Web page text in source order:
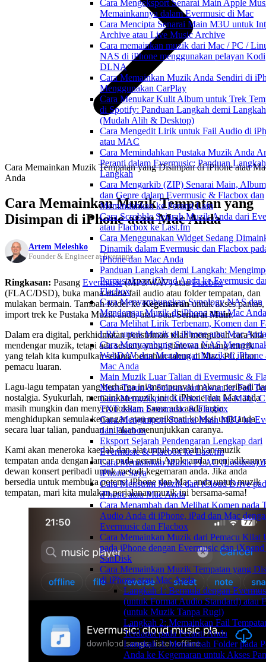
Cara Mengeksport Senarai Main Apple
Memainkannya dalam Evermusic di Mac
Cara Mencipta Senarai Main M3U untuk
Archive atau Live Music Archive
Cara memainkan muzik dari Mac / PC /
NAS di iPhone menggunakan pelayan Kodi
DLNA
Cara Memainkan Muzik Anda Sendiri di
Menggunakan CarPlay
Cara Menukar Kulit Album untuk Trek
di Spotify: Panduan Langkah demi Langkah
(Mudah Alih & Desktop)
Cara Mengedit Lirik untuk Fail Audio di
atau MAC
Cara Memindahkan Pustaka Muzik Anda
Peranti dalam Evermusic: Panduan
Langkah
Cara Mengarkib (ZIP) Senarai Main,
dan Genre dalam Evermusic & Flacbox dan
Memindahkan ke Peranti Lain
Cara Scrobble Sejarah Muzik Anda dari
atau Flacbox ke Last.fm
Cara Menggunakan Widget Sedang
Dinamik dalam Evermusic dan Flacbox
iPhone dan Mac Anda
Panduan Langkah demi Langkah:
Perpustakaan iCloud Anda ke Evermusic
Flacbox
Cara Menyambungkan Synology NAS dan
Mendengar Muzik di iPhone atau Mac Anda
Cara Melihat Lirik Terbenam, Komen dan
LRC untuk Muzik di iPhone atau Mac Anda
Cara Menyambung Storan NAS
WebDAV dan Mendengar Muzik di iPhone
Mac Anda
Main Muzik Luar Talian di Evermusic &
Muat Turun & Selaras dari Awan ke Fail
Cara Mengeksport Koleksi Trek ke M3U,
TXT dalam Evermusic & Flacbox
Cara Mengimport Senarai Main M3U ke
dan Flacbox
Eksport Sejarah Pendengaran Lengkap dari
Evermusic & Flacbox ke Last.fm
Cara Memainkan Muzik FLAC (Lossless)
iPhone Saya
Cara Menstrim Muzik dari iCloud Drive
iPhone atau Mac Anda
Cara Menambah dan Melihat Komen pada
Audio Anda di iPhone, iPad dan Mac
Evermusic dan Flacbox
Cara Memainkan Muzik dari Pemacu Kilat
pada iPhone dengan Evermusic dan
SanDisk
Cara Memainkan Muzik Tempatan yang
di iPhone atau Mac Anda
Langkah 1: Bermula dengan
(untuk Format Audio Standard) atau
(untuk Muzik Tanpa Rugi)
Langkah 2: Memainkan Fail
Terdapat pada Peranti Anda
Langkah 3: Menambah Folder pada
Anda ke Kegemaran untuk Akses
Cara Memainkan Muzik Tempatan yang Disimpan di iPhone atau
Anda
Cara Memainkan Muzik Tempatan yang
Disimpan di iPhone atau Mac Anda
Artem Meleshko
Founder & Engineer at Everappz
Ringkasan: Pasang Evermusic(MP3/WAV) atauFlacbox
(FLAC/DSD), buka mana-mana fail audio atau folder tempatan, dan
mulakan bermain. Tambah folder keKegemaranuntuk akses pantas,
import trek ke Pustaka Muzik anda, atau buatSenarai Main.
Dalam era digital, perkhidmatan penstriman telah mengubah cara kita
mendengar muzik, tetapi ada sesuatu yang istimewa tentang muzik
yang telah kita kumpulkan selama bertahun-tahun di Mac, PC, atau
pemacu luaran.
Lagu-lagu tempatan yang berharga ini mempunyai makna peribadi
nostalgia. Syukurlah, memainkan muzik ini di iPhone dan Mac anda
masih mungkin dan menyeronokkan. Sama ada anda ingin
menghidupkan semula kenangan atau menikmati koleksi unik anda
secara luar talian, panduan ini akan menunjukkan caranya.
Kami akan meneroka kaedah dan alat untuk memainkan muzik
tempatan anda dengan lancar pada peranti Apple anda,
dewan konsert peribadi untuk melodi kegemaran anda. Jika anda
bersedia untuk membuka potensi iPhone dan Mac anda untuk muzik
tempatan, mari kita mulakan perjalanan muzik ini bersama-sama!